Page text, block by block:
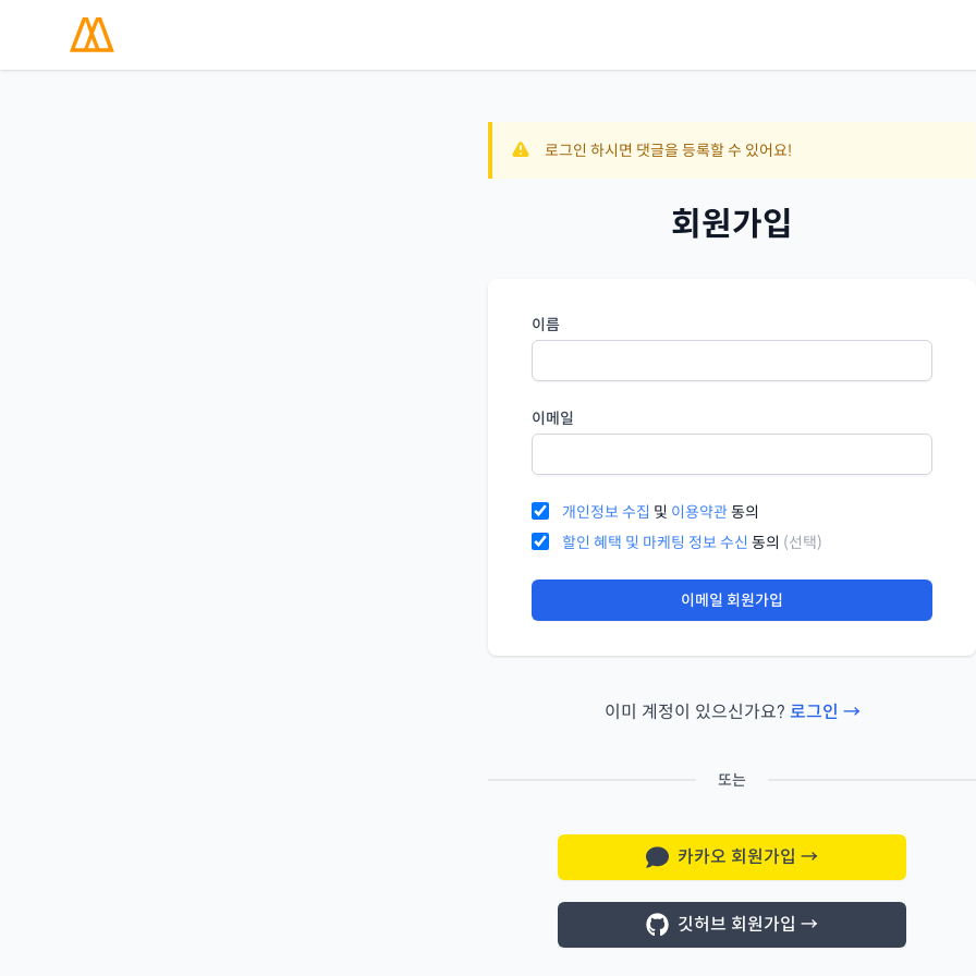
로그인 하시면 댓글을 등록할 수 있어요!
회원가입
이름
이메일
개인정보 수집 및 이용약관동의
할인 혜택 및 마케팅 정보 수신 동의 (선택)
이메일 회원가입
이미 계정이 있으신가요? 로그인 →
또는
카카오 회원가입 →
깃허브 회원가입 →